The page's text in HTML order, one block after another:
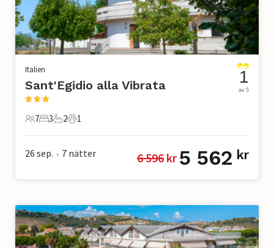
Italien
Sant'Egidio alla Vibrata
7 Gäster
7
3 Sovrum
3
2 Badrum
2
1 Husdjur
1
1
av 5
26 sep. • 7 nätter 6 596 kr 5 562 kr